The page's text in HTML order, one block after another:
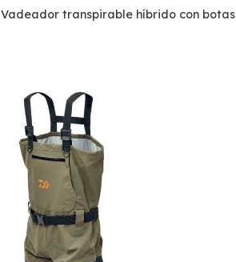
Vadeador transpirable híbrido con botas